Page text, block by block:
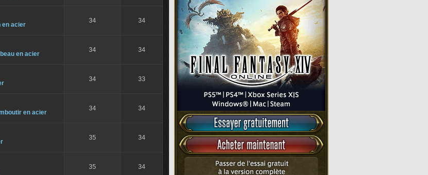
en acier
34 34
en acier
34 34
34 33
en acier
34 34
35 34
35 34